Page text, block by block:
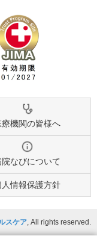
療機関の皆様へ
院なびについて
人情報保護方針
スケア, All rights reserved.